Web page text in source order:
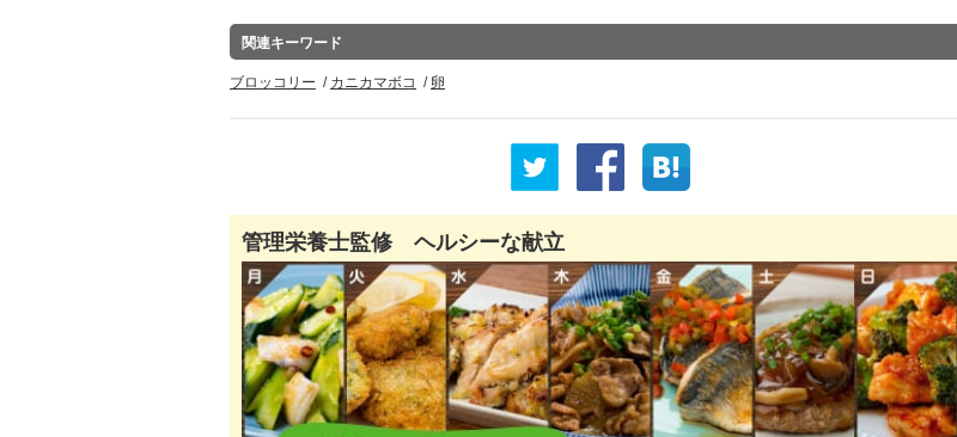
関連キーワード
ブロッコリー カニカマボコ 卵
管理栄養士監修 ヘルシーな献立